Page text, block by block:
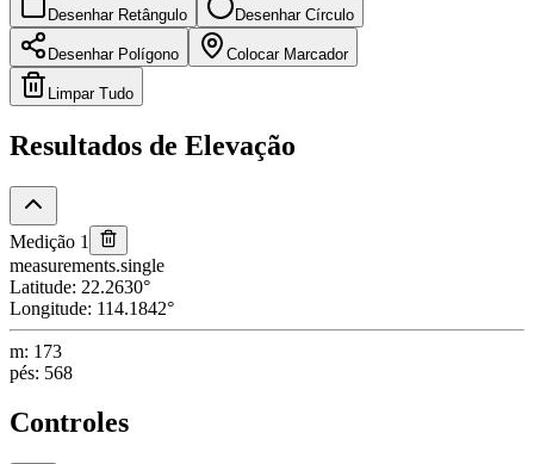
Desenhar Retângulo Desenhar Círculo
Desenhar Polígono Colocar Marcador
Limpar Tudo
Resultados de Elevação
Medição 1
measurements.single
Latitude: 22.2630°
Longitude: 114.1842°
m: 173
pés: 568
Controles